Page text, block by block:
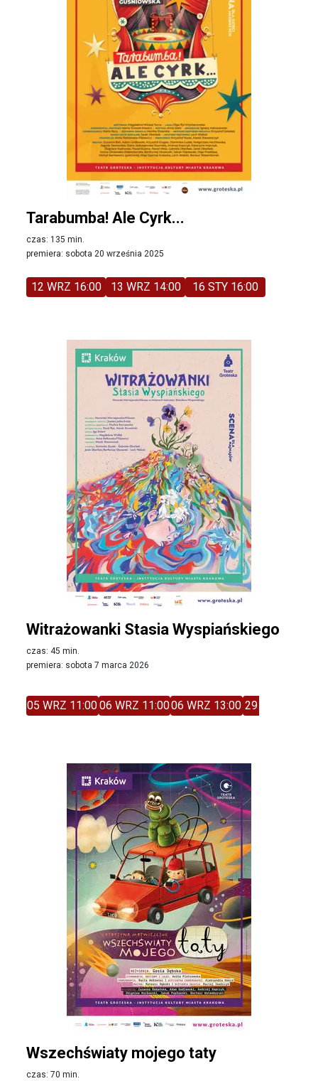
Tarabumba! Ale Cyrk...
czas: 135 min.
premiera: sobota 20 września 2025
12 WRZ 16:00 13 WRZ 14:00 16 STY 16:00
Witrażowanki Stasia Wyspiańskiego
czas: 45 min.
premiera: sobota 7 marca 2026
05 WRZ 11:0006 WRZ 11:0006 WRZ 13:00 29 GRU 11:00
Wszechświaty mojego taty
czas: 70 min.